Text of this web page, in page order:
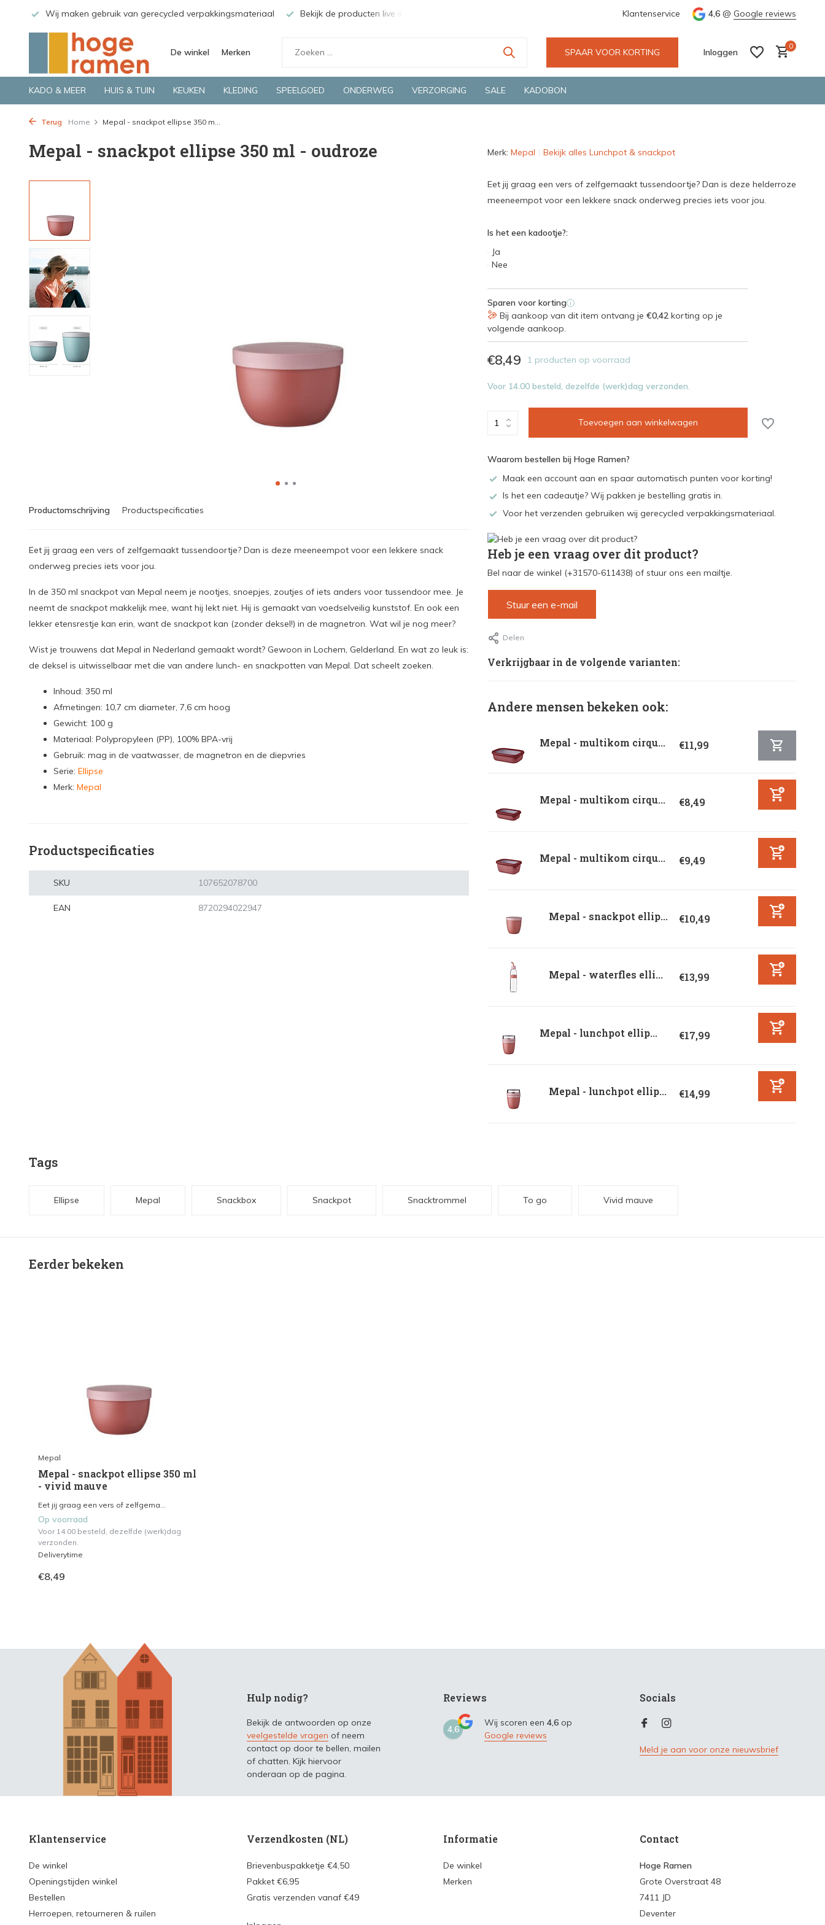
Wij maken gebruik van gerecycled verpakkingsmateriaal Bekijk de producten live in onze winkel in Deventer Groene en snelle bezorging door o.a. Fietskoerier en GLS. Wij
Klantenservice 4,6 @ Google reviews
De winkel Merken SPAAR VOOR KORTING Inloggen
0
KADO & MEER HUIS & TUIN KEUKEN KLEDING SPEELGOED ONDERWEG VERZORGING SALE KADOBON
Terug Home Mepal - snackpot ellipse 350 m...
Mepal - snackpot ellipse 350 ml - oudroze
Productomschrijving Productspecificaties
Eet jij graag een vers of zelfgemaakt tussendoortje? Dan is deze meeneempot voor een lekkere snack
onderweg precies iets voor jou.
In de 350 ml snackpot van Mepal neem je nootjes, snoepjes, zoutjes of iets anders voor tussendoor mee. Je
neemt de snackpot makkelijk mee, want hij lekt niet. Hij is gemaakt van voedselveilig kunststof. En ook een
lekker etensrestje kan erin, want de snackpot kan (zonder deksel!) in de magnetron. Wat wil je nog meer?
Wist je trouwens dat Mepal in Nederland gemaakt wordt? Gewoon in Lochem, Gelderland. En wat zo leuk is:
de deksel is uitwisselbaar met die van andere lunch- en snackpotten van Mepal. Dat scheelt zoeken.
Inhoud: 350 ml
Afmetingen: 10,7 cm diameter, 7,6 cm hoog
Gewicht: 100 g
Materiaal: Polypropyleen (PP), 100% BPA-vrij
Gebruik: mag in de vaatwasser, de magnetron en de diepvries
Serie: Ellipse
Merk: Mepal
Productspecificaties
SKU 107652078700
EAN 8720294022947
Merk: Mepal Bekijk alles Lunchpot & snackpot
Eet jij graag een vers of zelfgemaakt tussendoortje? Dan is deze helderroze
meeneempot voor een lekkere snack onderweg precies iets voor jou.
Is het een kadootje?:
Ja
Nee
Sparen voor korting i
Bij aankoop van dit item ontvang je €0,42korting op je
volgende aankoop.
€8,49 1 producten op voorraad
Voor 14.00 besteld, dezelfde (werk)dag verzonden.
Toevoegen aan winkelwagen
Waarom bestellen bij Hoge Ramen?
Maak een account aan en spaar automatisch punten voor korting!
Is het een cadeautje? Wij pakken je bestelling gratis in.
Voor het verzenden gebruiken wij gerecycled verpakkingsmateriaal.
Heb je een vraag over dit product?
Bel naar de winkel (+31570-611438) of stuur ons een mailtje.
Stuur een e-mail
Delen
Verkrijgbaar in de volgende varianten:
Andere mensen bekeken ook:
Mepal - multikom cirqu... €11,99
Mepal - multikom cirqu... €8,49
Mepal - multikom cirqu... €9,49
Mepal - snackpot ellip... €10,49
Mepal - waterfles elli... €13,99
Mepal - lunchpot ellip... €17,99
Mepal - lunchpot ellip... €14,99
Tags
Ellipse Mepal Snackbox Snackpot Snacktrommel To go Vivid mauve
Eerder bekeken
Mepal
Mepal - snackpot ellipse 350 ml
- vivid mauve
Eet jij graag een vers of zelfgema...
Op voorraad
Voor 14.00 besteld, dezelfde (werk)dag
verzonden.
Deliverytime
€8,49
Hulp nodig?
Bekijk de antwoorden op onze
veelgestelde vragen of neem
contact op door te bellen, mailen
of chatten. Kijk hiervoor
onderaan op de pagina.
Reviews
4,6
Wij scoren een 4,6 op
Google reviews
Socials
Meld je aan voor onze nieuwsbrief
Klantenservice
De winkel
Openingstijden winkel
Bestellen
Herroepen, retourneren & ruilen
Verzendkosten (NL)
Brievenbuspakketje €4,50
Pakket €6,95
Gratis verzenden vanaf €49
Informatie
De winkel
Merken
Contact
Hoge Ramen
Grote Overstraat 48
7411 JD
Deventer